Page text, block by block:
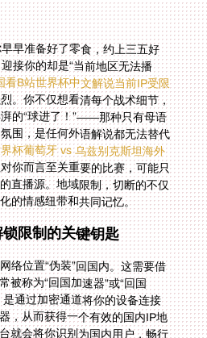
早准备好了零食，约上三五好
接你的却是“当前地区无法播
看B站世界杯中文解说当前IP受限
。你不仅想看清每个战术细节，
湃的“球进了！”——那种只有母语
氛围，是任何外语解说都无法替代
杯葡萄牙 vs 乌兹别克斯坦海外
你而言至关重要的比赛，可能只
稳定的直播源。地域限制，切断的不仅
的情感纽带和共同记忆。
限制的关键钥匙
络位置“伪装”回国内。这需要借
被称为“回国加速器”或“回国
是通过加密通道将你的设备连接
，从而获得一个有效的国内IP地
就会将你识别为国内用户，畅行
具五花八门，观看体育直播这种
的场景，并非所有工具都能胜